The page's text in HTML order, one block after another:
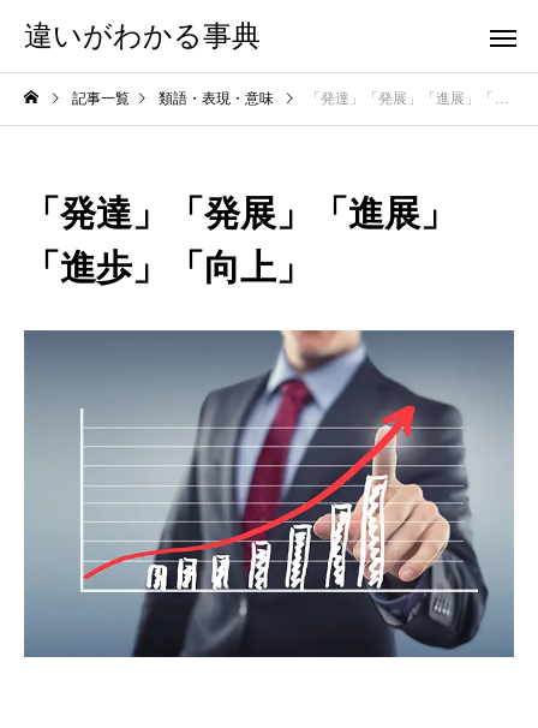
違いがわかる事典
記事一覧 類語・表現・意味 「発達」「発展」「進展」「進歩」「向上」
「発達」「発展」「進展」
「進歩」「向上」